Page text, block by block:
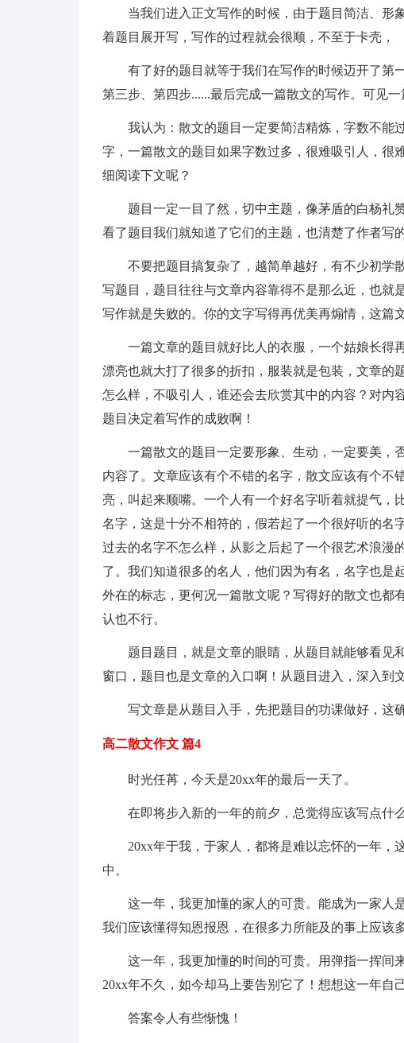
当我们进入正文写作的时候，由于题目简洁、形
着题目展开写，写作的过程就会很顺，不至于卡壳，
有了好的题目就等于我们在写作的时候迈开了第
第三步、第四步......最后完成一篇散文的写作。可见一
我认为：散文的题目一定要简洁精炼，字数不能
字，一篇散文的题目如果字数过多，很难吸引人，很
细阅读下文呢？
题目一定一目了然，切中主题，像茅盾的白杨礼
看了题目我们就知道了它们的主题，也清楚了作者写
不要把题目搞复杂了，越简单越好，有不少初学
写题目，题目往往与文章内容靠得不是那么近，也就
写作就是失败的。你的文字写得再优美再煽情，这篇
一篇文章的题目就好比人的衣服，一个姑娘长得
漂亮也就大打了很多的折扣，服装就是包装，文章的
怎么样，不吸引人，谁还会去欣赏其中的内容？对内
题目决定着写作的成败啊！
一篇散文的题目一定要形象、生动，一定要美，
内容了。文章应该有个不错的名字，散文应该有个不
亮，叫起来顺嘴。一个人有一个好名字听着就提气，
名字，这是十分不相符的，假若起了一个很好听的名
过去的名字不怎么样，从影之后起了一个很艺术浪漫
了。我们知道很多的名人，他们因为有名，名字也是
外在的标志，更何况一篇散文呢？写得好的散文也都
认也不行。
题目题目，就是文章的眼睛，从题目就能够看见
窗口，题目也是文章的入口啊！从题目进入，深入到
写文章是从题目入手，先把题目的功课做好，这
高二散文作文 篇4
时光任苒，今天是20xx年的最后一天了。
在即将步入新的一年的前夕，总觉得应该写点什
20xx年于我，于家人，都将是难以忘怀的一年，
中。
这一年，我更加懂的家人的可贵。能成为一家人
我们应该懂得知恩报恩，在很多力所能及的事上应该
这一年，我更加懂的时间的可贵。用弹指一挥间
20xx年不久，如今却马上要告别它了！想想这一年自
答案令人有些惭愧！